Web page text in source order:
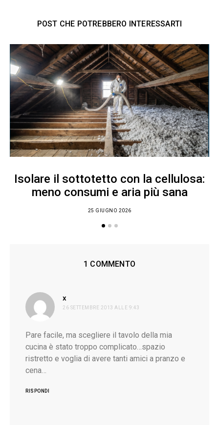
POST CHE POTREBBERO INTERESSARTI
Isolare il sottotetto con la cellulosa:
meno consumi e aria più sana
25 GIUGNO 2026
1 COMMENTO
x
detto:
26 SETTEMBRE 2013 ALLE 9:43
Pare facile, ma scegliere il tavolo della mia
cucina è stato troppo complicato…spazio
ristretto e voglia di avere tanti amici a pranzo e
cena…
RISPONDI